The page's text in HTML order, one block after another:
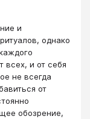
и
однако
всех, и от себя
не всегда
от
обозрение,